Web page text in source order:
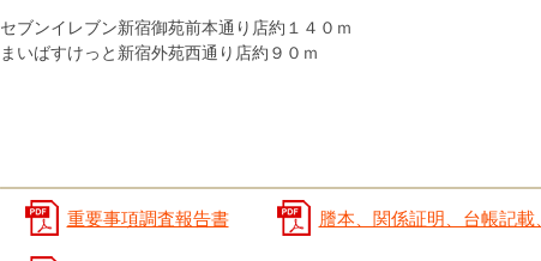
セブンイレブン新宿御苑前本通り店約１４０ｍ
まいばすけっと新宿外苑西通り店約９０ｍ
重要事項調査報告書 謄本、関係証明、台帳記載